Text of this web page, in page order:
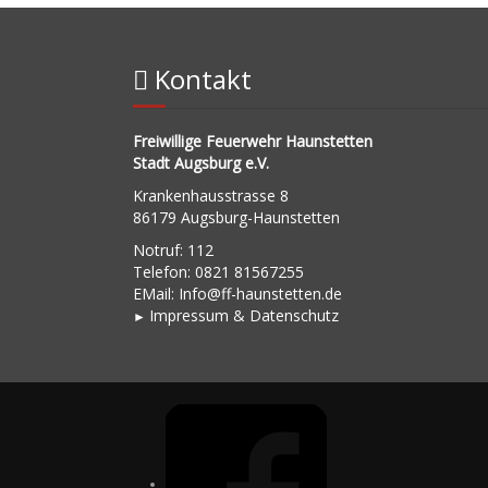
Kontakt
Freiwillige Feuerwehr Haunstetten
Stadt Augsburg e.V.
Krankenhausstrasse 8
86179 Augsburg-Haunstetten
Notruf: 112
Telefon: 0821 81567255
EMail: Info@ff-haunstetten.de
► Impressum & Datenschutz